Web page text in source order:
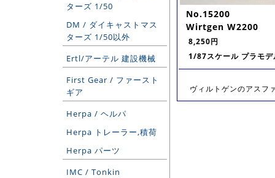
ターズ 1/50
DM / ダイキャストマス
ターズ 1/50以外
Ertl/アーテル 建設機械
First Gear / ファースト
ギア
Herpa / ヘルパ
Herpa トレーラー,積荷
Herpa パーツ
IMC / Tonkin
No.15200
Wirtgen W2200
8,250円
1/87スケール プラモデ
ヴィルトゲンのアス